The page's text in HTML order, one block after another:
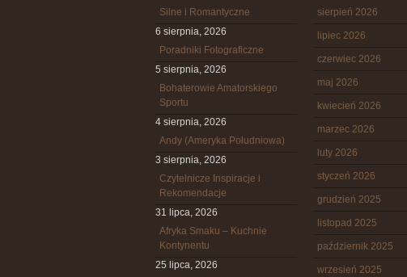
Silne i Romantyczne
6 sierpnia, 2026
Poradniki Fotograficzne
5 sierpnia, 2026
Bohaterowie Amatorskiego
Sportu
4 sierpnia, 2026
Andy (Ameryka Południowa)
3 sierpnia, 2026
Czytelnicze Inspiracje i
Rekomendacje
31 lipca, 2026
Afryka Smaku – Kuchnie
Kontynentu
25 lipca, 2026
sierpień 2026
lipiec 2026
czerwiec 2026
maj 2026
kwiecień 2026
marzec 2026
luty 2026
styczeń 2026
grudzień 2025
listopad 2025
październik 2025
wrzesień 2025